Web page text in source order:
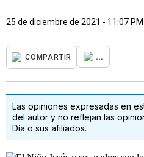
25 de diciembre de 2021 - 11:07 PM
COMPARTIR ...
Las opiniones expresadas en
del autor y no reflejan las
Día o sus afiliados.